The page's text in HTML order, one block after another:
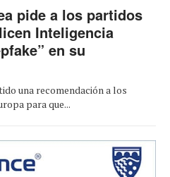
pide a los partidos
Inteligencia
en su
una recomendación a los
para que...